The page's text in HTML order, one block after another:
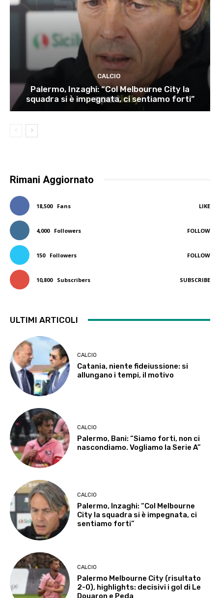
CALCIO
Palermo, Inzaghi: “Col Melbourne City la
squadra si è impegnata, ci sentiamo forti”
Rimani Aggiornato
18,500 Fans LIKE
4,000 Followers FOLLOW
150 Followers FOLLOW
10,800 Subscribers SUBSCRIBE
ULTIMI ARTICOLI
CALCIO
Catania, niente fideiussione: si
allungano i tempi, il motivo
CALCIO
Palermo, Bani: “Siamo forti, non ci
nascondiamo. Vogliamo la Serie A”
CALCIO
Palermo, Inzaghi: “Col Melbourne
City la squadra si è impegnata, ci
sentiamo forti”
CALCIO
Palermo Melbourne City (risultato
2-0), highlights: decisivi i gol di Le
Douaron e Peda